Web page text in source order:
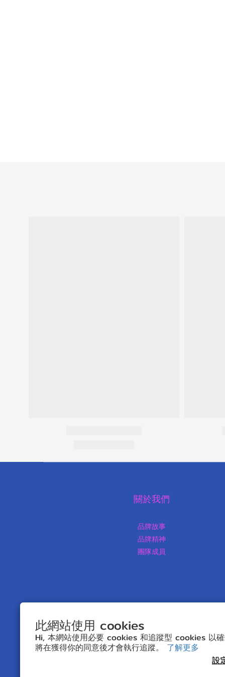
此網站使用 cookies
Hi, 本網站使用必要 cookies 和追蹤型 cookies 以
將在獲得你的同意後才會執行追蹤。 了解更多
設
關於我們
品牌故事
品牌精神
團隊成員